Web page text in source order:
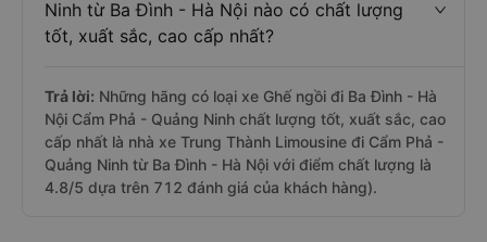
Ninh từ Ba Đình - Hà Nội nào có chất lượng
tốt, xuất sắc, cao cấp nhất?
Trả lời: Những hãng có loại xe Ghế ngồi đi Ba Đình - Hà
Nội Cẩm Phả - Quảng Ninh chất lượng tốt, xuất sắc, cao
cấp nhất là nhà xe Trung Thành Limousine đi Cẩm Phả -
Quảng Ninh từ Ba Đình - Hà Nội với điểm chất lượng là
4.8/5 dựa trên 712 đánh giá của khách hàng).